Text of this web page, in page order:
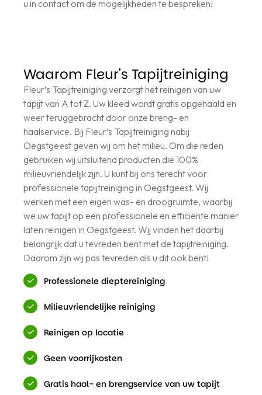
u in contact om de mogelijkheden te bespreken!
Waarom Fleur's Tapijtreiniging
Fleur’s Tapijtreiniging verzorgt het reinigen van uw
tapijt van A tot Z. Uw kleed wordt gratis opgehaald en
weer teruggebracht door onze breng- en
haalservice. Bij Fleur’s Tapijtreiniging nabij
Oegstgeest geven wij om het milieu. Om die reden
gebruiken wij uitsluitend producten die 100%
milieuvriendelijk zijn. U kunt bij ons terecht voor
professionele tapijtreiniging in Oegstgeest. Wij
werken met een eigen was- en droogruimte, waarbij
we uw tapijt op een professionele en efficiënte manier
laten reinigen in Oegstgeest. Wij vinden het daarbij
belangrijk dat u tevreden bent met de tapijtreiniging.
Daarom zijn wij pas tevreden als u dit ook bent!
Professionele dieptereiniging
Milieuvriendelijke reiniging
Reinigen op locatie
Geen voorrijkosten
Gratis haal- en brengservice van uw tapijt